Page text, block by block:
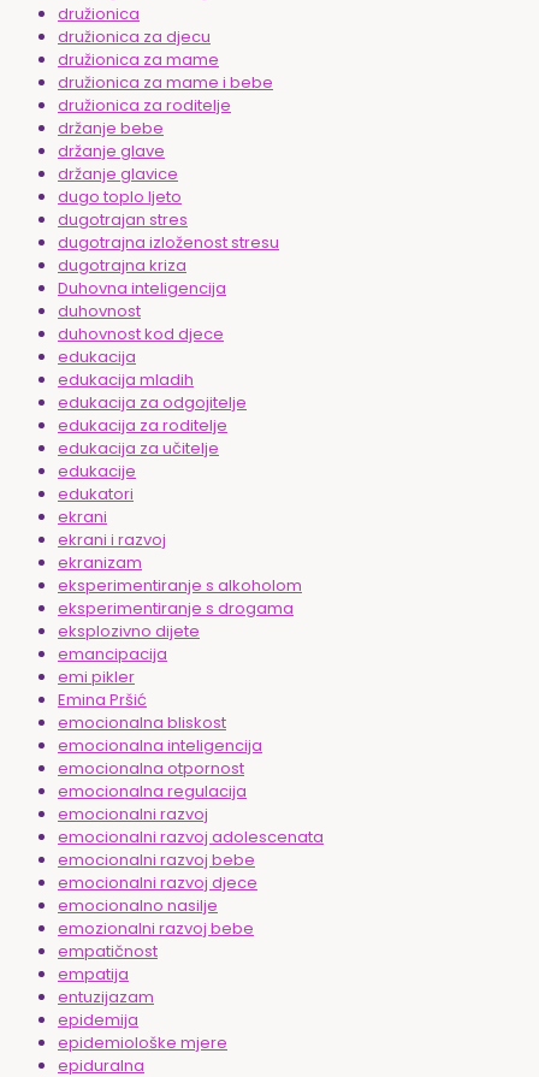
družionica
družionica za djecu
družionica za mame
družionica za mame i bebe
družionica za roditelje
držanje bebe
držanje glave
držanje glavice
dugo toplo ljeto
dugotrajan stres
dugotrajna izloženost stresu
dugotrajna kriza
Duhovna inteligencija
duhovnost
duhovnost kod djece
edukacija
edukacija mladih
edukacija za odgojitelje
edukacija za roditelje
edukacija za učitelje
edukacije
edukatori
ekrani
ekrani i razvoj
ekranizam
eksperimentiranje s alkoholom
eksperimentiranje s drogama
eksplozivno dijete
emancipacija
emi pikler
Emina Pršić
emocionalna bliskost
emocionalna inteligencija
emocionalna otpornost
emocionalna regulacija
emocionalni razvoj
emocionalni razvoj adolescenata
emocionalni razvoj bebe
emocionalni razvoj djece
emocionalno nasilje
emozionalni razvoj bebe
empatičnost
empatija
entuzijazam
epidemija
epidemiološke mjere
epiduralna